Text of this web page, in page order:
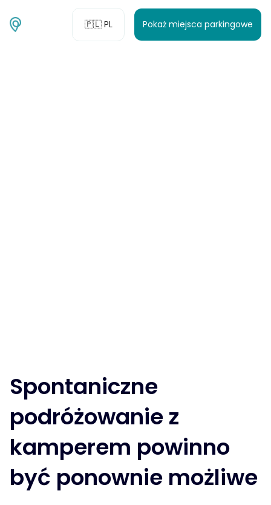
🇵🇱 PL Pokaż miejsca parkingowe
Spontaniczne
podróżowanie z
kamperem powinno
być ponownie możliwe